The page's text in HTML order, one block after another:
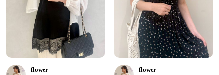
flower flower